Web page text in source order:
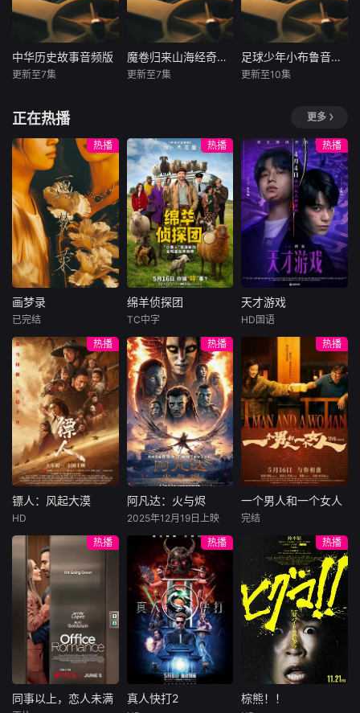
也并不局限于实际
情况以及人们认为
真实的和合理范围
之内。它们往往包
含着自然的、异想
生活故事、幻想故
事、动物故事、世
俗故事、民间寓言
等。
鱼？天上那些星星
到底有什么用？
《十万个“冷知
识”》是一套专为3
–12岁孩子打造的
容：从动物伪装、
恐龙探秘、火山喷
发，到海洋奇观、
昆虫超能力；从食
物消化、八大行
星、植物生长，到
宇宙大爆炸；还带
你了解身体的小秘
密——不睡觉、不
剪指甲会怎样？以
及植物界的“炸弹”
凤仙花、“地雷”喷
瓜、会吃虫的猪笼
轻松有趣的方式，
解答孩子脑袋里那
些“奇怪又可爱”的
问题。不讲枯燥公
式，只
亲朋师友之间发生
的形形色色的爆笑
故事，故事涉及许
多当下少年儿童相
关的社会热门话
和事的呢？他又是
如何“过五关斩六
将”，战胜日常生活
“八万四千难”的
呢？这些都会在故
事中找到答案的。
朗朗上口的儿歌，
轻松吸引好动孩
子。涵盖1960个单
词、514个句子，
各年龄段皆能无障
中华历史故事音频版
55节历史故事，开
启华夏千年史卷。
从炎黄子孙的起
源，到尧舜禅让、
大禹治水开启文明
曙光。见证商汤伐
夏、姜太公垂钓奇
谋，历春秋战国诸
贤轶事，赏秦汉风
云，品三国雄图霸
业。让孩子在趣味
中触摸历史脉络，
领略中华魅力，传
承文化瑰宝。
中华历史故事音频版
更新至7集
魔卷归来山海经奇幻世界大冒险
讲述了酷爱未知探
秘、迷恋UFO追
踪、喜欢奇思妙想
的伏小奇在神秘的
外星密友蓝波牛和
神奇的萌怪宠物布
拉白帮助下，乘坐
他们亲手打造的息
壤号飞船，和一群
性格迥异的同学脆
皮、布丁、禹大
强、轩辕冰、夏祖
儿一起，走进魔卷
《山海经》，幻游
山奇海怪的上古世
界，依靠智慧和勇
气，在山海经的世
界里，励志修学，
遨游万方，探险解
惑，把一个个凶猛
无比的不速之客
——山海经怪兽逐
一降服，并最终揭
开千古奇书《山海
天密码，拯救了一
场潜藏已久的地球
危机，接回了“山海
经时代”因大洪水劫
难而移民蓝牛星
魔卷归来山海经奇幻世界大冒险
更新至7集
足球少年小布鲁音频版
【该节目为音频】
一支常年垫底的鱼
腩之师，一场两球
落后的生死绝境！
没人看好那个瘦小
的替补少年布鲁
——队友嘲他是饮
水机管理员；对手
蔑他是不堪一击的
“软脚虾”，就连主
教练都在犹豫，该
不该在这场背水一
战的比赛里，派他
上场！可谁能料
到，他腕间那块不
起眼的电话手表
里，竟蛰伏着一个
足球之神系统！一
脚惊天落叶斩划破
天际，一场半场大
四喜燃爆全场！所
有人都不看好他，
偏偏他最争气！
足球少年小布鲁音频版
更新至10集
正在热播 更多
热播
画梦录
林柏叡
民国的上海滩，身
怀绝技的孤女画师
许雁真，意外与身
陷危局的融汇银行
总账姜心羽产生交
集。姜心羽遭人陷
害，只得与许雁真
结盟，彼时银行欲
将国宝名画低价卖
给外国人，许雁真
仿造名画、偷天换
日。几经波折，两
人联手在各方势力
的夹缝间巧妙周
旋，共历险阻，破
解重重困境。
画梦录
已完结
热播
绵羊侦探团
尼可拉斯·博朗
尼古拉斯·加利齐纳
牧羊人乔治
（休·杰克曼饰）最
爱给羊群读侦探小
说，没想到自己有
一天会离奇死亡。
他留下的3000万
巨额遗产，让每个
人貌似都有犯罪动
机。警察毫无头绪
“不务正业”迈出牧
场，追查牧羊人“躺
平
绵羊侦探团
TC中字
热播
天才游戏
李蔓瑄
穷途末路的天才少
年刘全龙（彭昱畅
饰），被偏执富家
公子陈伦（丁禹兮
饰）选中，被迫踏
入一场为他量身打
造的“换命游戏”。
豪华别墅、名车名
表、神秘女友全部
备齐，在陈伦的精
瞬间拥有顶配人
生。
天才游戏
HD国语
热播
镖人：风起大漠
于适
大漠之上，镖人、
官府、西域五大家
族等多方势力盘根
错节、暗潮涌动。
“天字第二号逃犯”
刀马接下特殊押镖
任务，和同伴一起
从西域护镖远赴长
安。不料，他们的
镖人：风起大漠
HD
热播
阿凡达：火与烬
佐伊·索尔达娜
西格妮·韦弗
影片聚焦杰克·萨利
与奈蒂莉一家的命
运起伏，在前作的
情感余波之上，深
刻描绘一个家族在
战火中如何成长、
并共同守护血脉相
连的情感纽带的历
阿凡达：火与烬
2025年12月19日上映
热播
一个男人和一个女人
周汉宁
男人（黄渤
饰）和女人（倪妮
饰）飞机同时落
地，入住同一家酒
店，成为一墙之隔
的邻居。不够隔音
的房间暴露了男人
和女人因生活暂停
陷入的困境，健
一个男人和一个女人
完结
热播
同事以上，恋人未满
同事以上，恋人未满
热播
真人快打2
真人快打2
热播
棕熊！！
棕熊！！